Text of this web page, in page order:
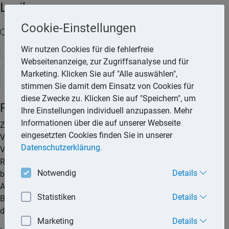
Lexika
Volltext-Suche in den Lexika
Suchen
Steuerlexikon
Reisekosten
Zu den Reisekosten gehören Fahrtkosten,
Verpflegungsaufwand (der sogenannte
Verpflegungsmehraufwand), Übernachtungs- sowie die
Reisenebenkosten. Diese Kosten können als Werbungskosten
bei den Einnahmen aus nichtselbstständiger Arbeit (= der
Arbeitgeber übernimmt die Kosten nicht) oder als
Betriebsausgaben steuerlich berücksichtigt werden, wenn sie
durch das Arbeits- bzw. Dienstverhältnis veranlasst sind.
Cookie-Einstellungen
Wir nutzen Cookies für die fehlerfreie
Webseitenanzeige, zur Zugriffsanalyse und für
Marketing. Klicken Sie auf "Alle auswählen",
stimmen Sie damit dem Einsatz von Cookies für
diese Zwecke zu. Klicken Sie auf "Speichern", um
Ihre Einstellungen individuell anzupassen. Mehr
Informationen über die auf unserer Webseite
eingesetzten Cookies finden Sie in unserer
Datenschutzerklärung.
Notwendig Details
Statistiken Details
Marketing Details